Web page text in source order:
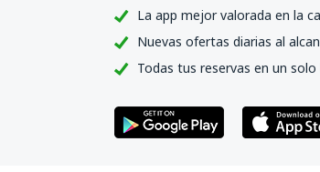
La app mejor valorada en la
Nuevas ofertas diarias al
Todas tus reservas en un solo